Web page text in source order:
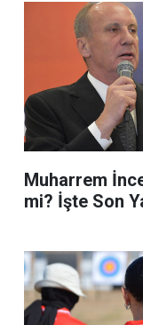
Muharrem
mi? İşte Son